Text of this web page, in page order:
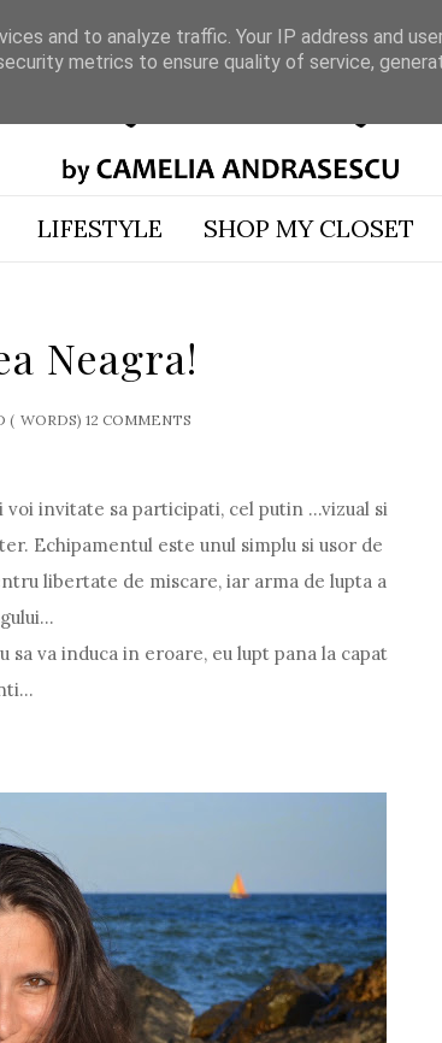
LIFESTYLE SHOP MY CLOSET
Neagra!
( WORDS) 12 COMMENTS
invitate sa participati, cel putin ...vizual si
Echipamentul este unul simplu si usor de
libertate de miscare, iar arma de lupta a
va induca in eroare, eu lupt pana la capat
and to analyze traffic. Your IP address and
metrics to ensure quality of service,